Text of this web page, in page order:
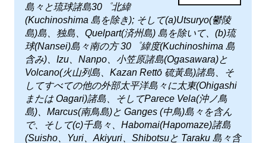
島々と琉球諸島30゜北緯
(Kuchinoshima 島を除き); そして(a)Utsuryo(鬱陵
島)島、独島、Quelpart(済州島) 島を除いて、(b)琉
球(Nansei)島々南の方 30゜緯度(Kuchinoshima 島
含み)、Izu、Nanpo、小笠原諸島(Ogasawara)と
Volcano(火山列島、Kazan Rettō 硫黃島)諸島、そ
してすべての他の外部太平洋島々に太東(Ohigashi
または Oagari)諸島、そしてParece Vela(沖ノ鳥
島)、Marcus(南鳥島)と Ganges (中鳥)島々を含ん
で、そして(c)千島々、Habomai(Hapomaze)諸島
(Suisho、Yuri、Akiyuri、Shibotsuと Taraku 島々含